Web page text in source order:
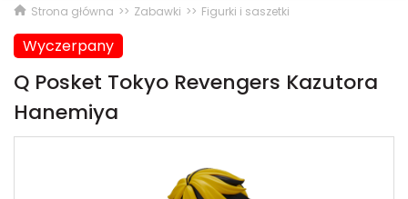
Strona główna Zabawki Figurki i saszetki
Wyczerpany
Q Posket Tokyo Revengers Kazutora
Hanemiya